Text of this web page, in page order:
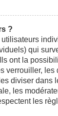
?
qui
ont la
verrouiller, les
diviser dans
les
les